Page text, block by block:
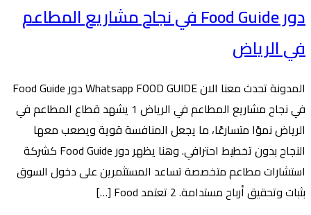
دور Food Guide في نجاح مشاريع المطاعم
في الرياض
المدونة تحدث معنا الان Whatsapp FOOD GUIDE دور Food Guide
في نجاح مشاريع المطاعم في الرياض 1 يشهد قطاع المطاعم في
الرياض نموًا متسارعًا، ما يجعل المنافسة قوية ويصعب معها
النجاح بدون تخطيط احترافي. وهنا يظهر دور Food Guide كشركة
استشارات مطاعم متخصصة تساعد المستثمرين على دخول السوق
بثبات وتحقيق أرباح مستدامة. 2 تعتمد Food […]